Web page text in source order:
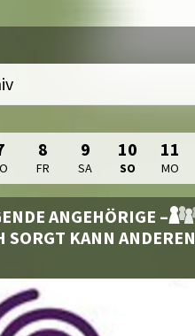
8
FR
9
SA
10
SO
11
MO
ANGEHÖRIGE –
SORGT KANN ANDEREN